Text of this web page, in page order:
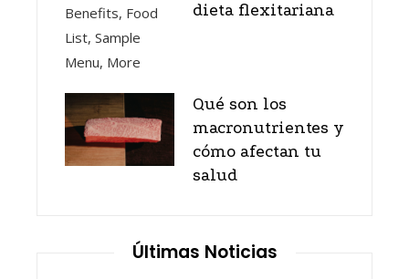
dieta flexitariana
Qué son los
macronutrientes y
cómo afectan tu
salud
Últimas Noticias